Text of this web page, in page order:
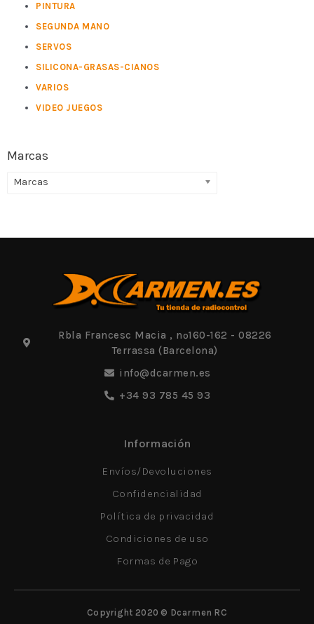
PINTURA
SEGUNDA MANO
SERVOS
SILICONA-GRASAS-CIANOS
VARIOS
VIDEO JUEGOS
Marcas
Marcas
Rbla Francesc Macia , nº160-162 - 08226
Terrassa (Barcelona)
info@dcarmen.es
+34 93 785 45 93
Información
Envíos/Devoluciones
Confidencialidad
Política de privacidad
Condiciones de uso
Formas de Pago
Copyright 2020 © Dcarmen RC